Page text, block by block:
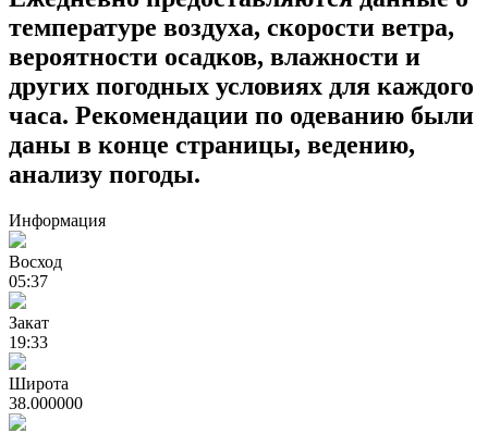
температуре воздуха, скорости ветра,
вероятности осадков, влажности и
других погодных условиях для каждого
часа. Рекомендации по одеванию были
даны в конце страницы, ведению,
анализу погоды.
Информация
Восход
05:37
Закат
19:33
Широта
38.000000